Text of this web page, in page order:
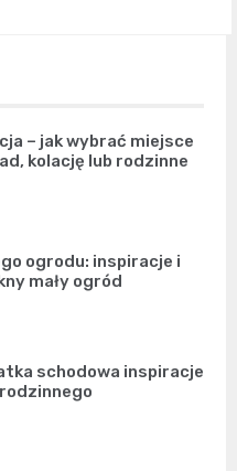
– jak wybrać miejsce
kolację lub rodzinne
ogrodu: inspiracje i
mały ogród
schodowa inspiracje